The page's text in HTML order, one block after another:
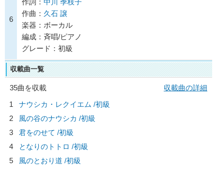
6
作詞： 中川 季枝子
作曲： 久石 譲
楽器：ボーカル
編成：斉唱/ピアノ
グレード：初級
収載曲一覧
35曲を収載
収載曲の詳細
1
ナウシカ・レクイエム /初級
2
風の谷のナウシカ /初級
3
君をのせて /初級
4
となりのトトロ /初級
5
風のとおり道 /初級